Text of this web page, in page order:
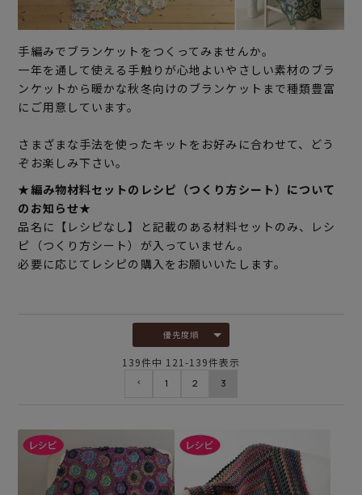
手編みでブランケットをつくってみませんか。
一年を通して使える手触りが心地よいやさしい素材のブラ
ンケットから暖かな秋冬向けのブランケットまで種類豊富
にご用意しています。
さまざまな手法を使ったキットをお好みに合わせて、どう
ぞお楽しみ下さい。
★編み物材料セットのレシピ（つくり方シート）について
のお知らせ★
品名に【レシピなし】と記載のある材料セットのみ、レシ
ピ（つくり方シート）が入っていません。
必要に応じてレシピの購入をお願いいたします。
優先度順
139件中 121 -139件表示
1 2 3